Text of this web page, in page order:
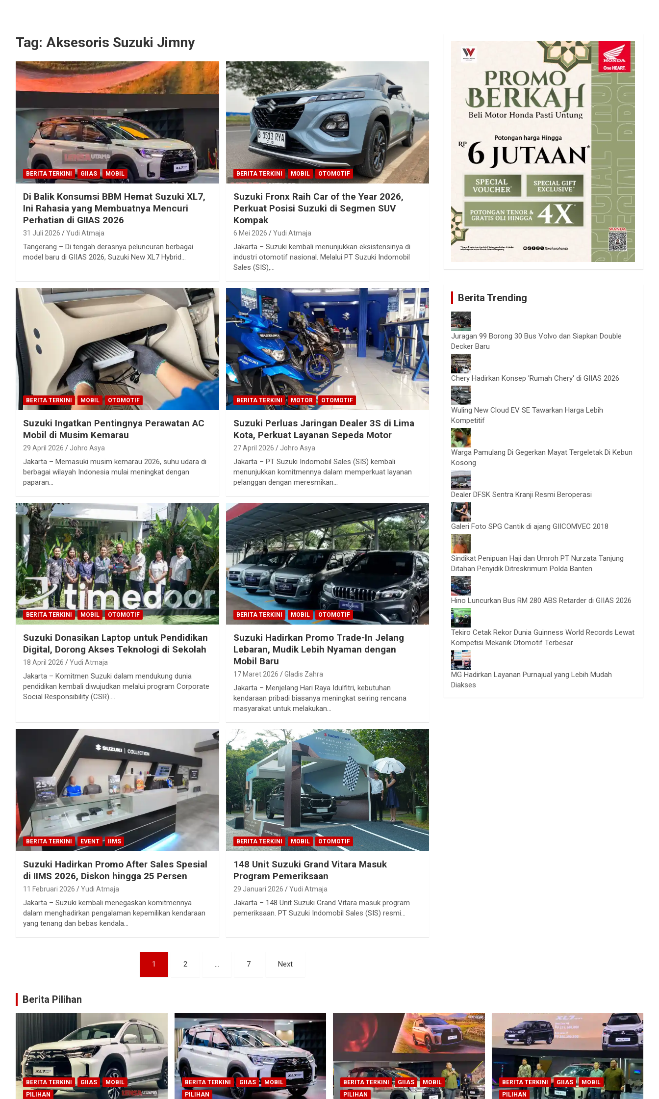
Tag: Aksesoris Suzuki Jimny
BERITA TERKINI GIIAS MOBIL
Di Balik Konsumsi BBM Hemat Suzuki XL7,
Ini Rahasia yang Membuatnya Mencuri
Perhatian di GIIAS 2026
31 Juli 2026 Yudi Atmaja
Tangerang – Di tengah derasnya peluncuran berbagai
model baru di GIIAS 2026, Suzuki New XL7 Hybrid…
BERITA TERKINI MOBIL OTOMOTIF
Suzuki Fronx Raih Car of the Year 2026,
Perkuat Posisi Suzuki di Segmen SUV
Kompak
6 Mei 2026 Yudi Atmaja
Jakarta – Suzuki kembali menunjukkan eksistensinya di
industri otomotif nasional. Melalui PT Suzuki Indomobil
Sales (SIS),…
BERITA TERKINI MOBIL OTOMOTIF
Suzuki Ingatkan Pentingnya Perawatan AC
Mobil di Musim Kemarau
29 April 2026 Johro Asya
Jakarta – Memasuki musim kemarau 2026, suhu udara di
berbagai wilayah Indonesia mulai meningkat dengan
paparan…
BERITA TERKINI MOTOR OTOMOTIF
Suzuki Perluas Jaringan Dealer 3S di Lima
Kota, Perkuat Layanan Sepeda Motor
27 April 2026 Johro Asya
Jakarta – PT Suzuki Indomobil Sales (SIS) kembali
menunjukkan komitmennya dalam memperkuat layanan
pelanggan dengan meresmikan…
BERITA TERKINI MOBIL OTOMOTIF
Suzuki Donasikan Laptop untuk Pendidikan
Digital, Dorong Akses Teknologi di Sekolah
18 April 2026 Yudi Atmaja
Jakarta – Komitmen Suzuki dalam mendukung dunia
pendidikan kembali diwujudkan melalui program Corporate
Social Responsibility (CSR).…
BERITA TERKINI MOBIL OTOMOTIF
Suzuki Hadirkan Promo Trade-In Jelang
Lebaran, Mudik Lebih Nyaman dengan
Mobil Baru
17 Maret 2026 Gladis Zahra
Jakarta – Menjelang Hari Raya Idulfitri, kebutuhan
kendaraan pribadi biasanya meningkat seiring rencana
masyarakat untuk melakukan…
BERITA TERKINI EVENT IIMS
Suzuki Hadirkan Promo After Sales Spesial
di IIMS 2026, Diskon hingga 25 Persen
11 Februari 2026 Yudi Atmaja
Jakarta – Suzuki kembali menegaskan komitmennya
dalam menghadirkan pengalaman kepemilikan kendaraan
yang tenang dan bebas kendala…
BERITA TERKINI MOBIL OTOMOTIF
148 Unit Suzuki Grand Vitara Masuk
Program Pemeriksaan
29 Januari 2026 Yudi Atmaja
Jakarta – 148 Unit Suzuki Grand Vitara masuk program
pemeriksaan. PT Suzuki Indomobil Sales (SIS) resmi…
1 2 … 7 Next
Berita Trending
Juragan 99 Borong 30 Bus Volvo dan Siapkan Double
Decker Baru
Chery Hadirkan Konsep 'Rumah Chery' di GIIAS 2026
Wuling New Cloud EV SE Tawarkan Harga Lebih
Kompetitif
Warga Pamulang Di Gegerkan Mayat Tergeletak Di Kebun
Kosong
Dealer DFSK Sentra Kranji Resmi Beroperasi
Galeri Foto SPG Cantik di ajang GIICOMVEC 2018
Sindikat Penipuan Haji dan Umroh PT Nurzata Tanjung
Ditahan Penyidik Ditreskrimum Polda Banten
Hino Luncurkan Bus RM 280 ABS Retarder di GIIAS 2026
Tekiro Cetak Rekor Dunia Guinness World Records Lewat
Kompetisi Mekanik Otomotif Terbesar
MG Hadirkan Layanan Purnajual yang Lebih Mudah
Diakses
Berita Pilihan
BERITA TERKINI GIIAS
MOBIL
PILIHAN
BERITA TERKINI GIIAS
MOBIL
PILIHAN
BERITA TERKINI GIIAS
MOBIL
PILIHAN
BERITA TERKINI GIIAS
MOBIL
PILIHAN